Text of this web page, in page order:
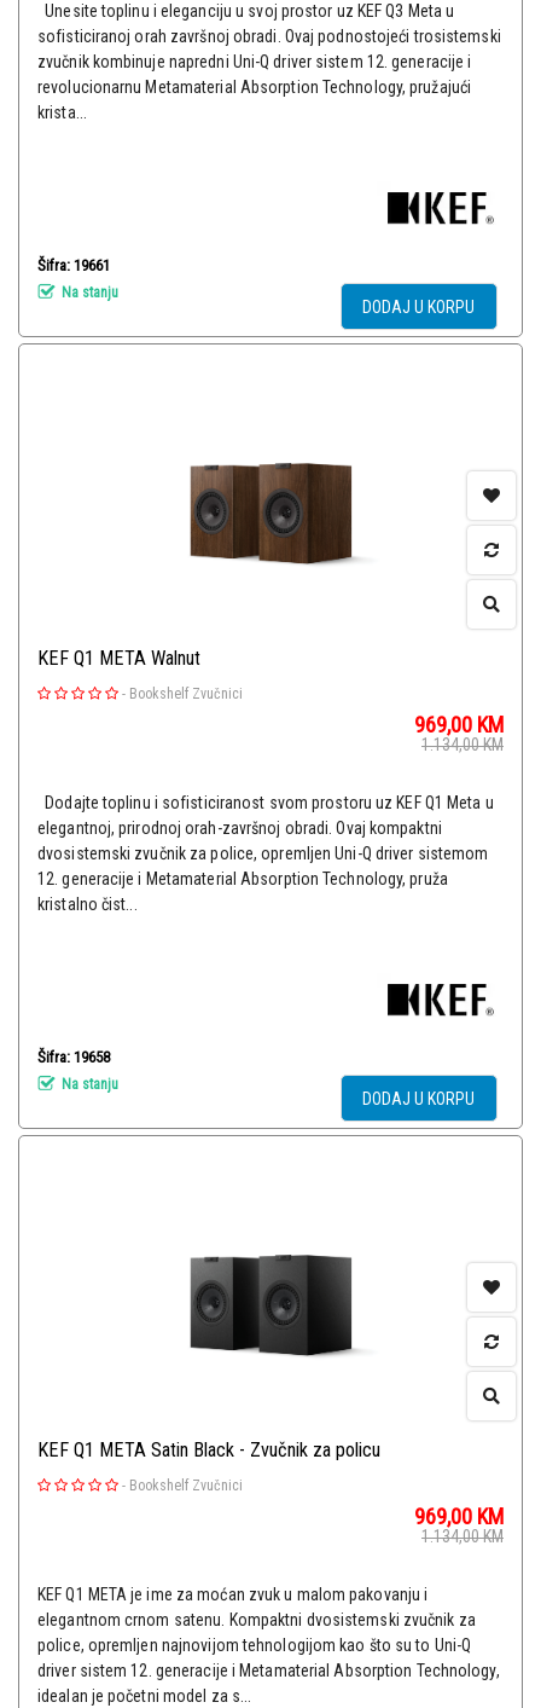
Unesite toplinu i eleganciju u svoj prostor uz KEF Q3 Meta u
sofisticiranoj orah završnoj obradi. Ovaj podnostojeći trosistemski
zvučnik kombinuje napredni Uni-Q driver sistem 12. generacije i
revolucionarnu Metamaterial Absorption Technology, pružajući
krista...
Šifra: 19661
Na stanju
DODAJ U KORPU
KEF Q1 META Walnut
- Bookshelf Zvučnici
969,00 KM
1.134,00KM
Dodajte toplinu i sofisticiranost svom prostoru uz KEF Q1 Meta u
elegantnoj, prirodnoj orah-završnoj obradi. Ovaj kompaktni
dvosistemski zvučnik za police, opremljen Uni-Q driver sistemom
12. generacije i Metamaterial Absorption Technology, pruža
kristalno čist...
Šifra: 19658
Na stanju
DODAJ U KORPU
KEF Q1 META Satin Black - Zvučnik za policu
- Bookshelf Zvučnici
969,00 KM
1.134,00KM
KEF Q1 META je ime za moćan zvuk u malom pakovanju i
elegantnom crnom satenu. Kompaktni dvosistemski zvučnik za
police, opremljen najnovijom tehnologijom kao što su to Uni-Q
driver sistem 12. generacije i Metamaterial Absorption Technology,
idealan je početni model za s...